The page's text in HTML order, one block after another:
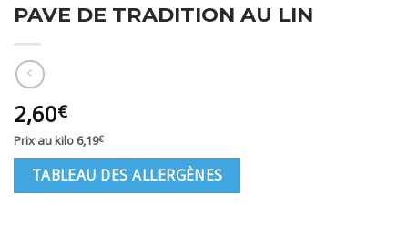
PAVE DE TRADITION AU LIN
2,60€
Prix au kilo 6,19€
TABLEAU DES ALLERGÈNES